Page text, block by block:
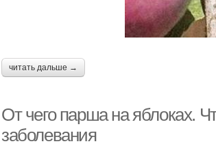
читать дальше →
От чего парша на яблоках.
заболевания